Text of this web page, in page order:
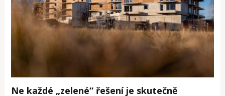
Ne každé „zelené“ řešení je skutečně